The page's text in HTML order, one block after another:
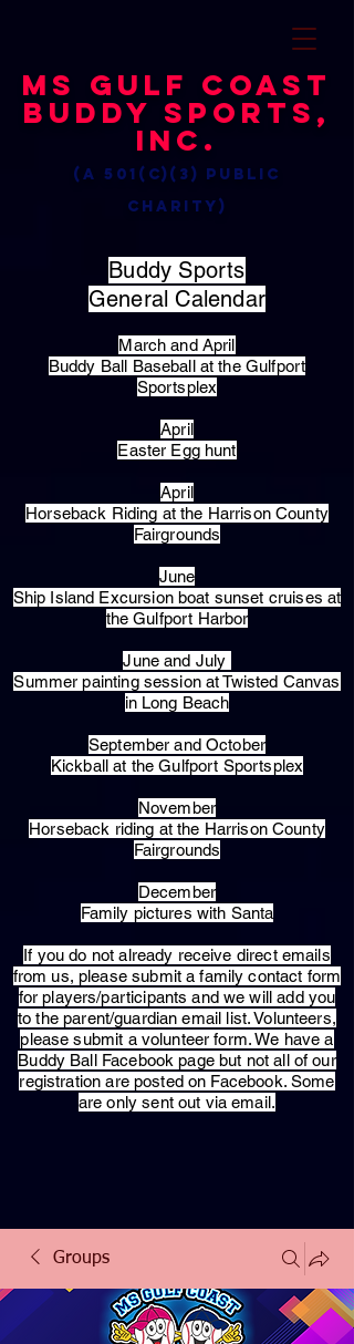
MS Gulf Coast
Buddy Sports,
Inc.
(a 501(c)(3) public
charity)
Buddy Sports
General Calendar
March and April
Buddy Ball Baseball at the Gulfport
Sportsplex
April
Easter Egg hunt
April
Horseback Riding at the Harrison County
Fairgrounds
June
Ship Island Excursion boat sunset cruises at
the Gulfport Harbor
June and July
Summer painting session at Twisted Canvas
in Long Beach
September and October
Kickball at the Gulfport Sportsplex
November
Horseback riding at the Harrison County
Fairgrounds
December
Family pictures with Santa
​If you do not already receive direct emails
from us, please submit a family contact form
for players/participants and we will add you
to the parent/guardian email list. Volunteers,
please submit a volunteer form. We have a
Buddy Ball Facebook page but not all of our
registration are posted on Facebook. Some
are only sent out via email.
Groups